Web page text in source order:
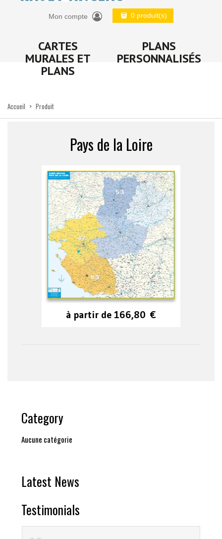
Mon compte 0 produit(s)
CARTES
MURALES ET
PLANS
PLANS
PERSONNALISÉS
Accueil > Produit
Pays de la Loire
à partir de 166,80 €
Category
Aucune catégorie
Latest News
Testimonials